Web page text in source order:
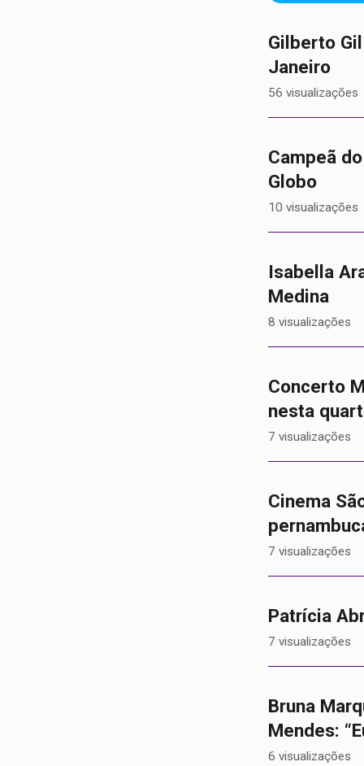
Gilberto
Janeiro
56 visualizações
Campeã
Globo
10 visualizações
Isabella
Medina
8 visualizações
Concerto
nesta
7 visualizações
Cinema
7 visualizações
Patrícia
7 visualizações
Bruna
Mendes:
6 visualizações